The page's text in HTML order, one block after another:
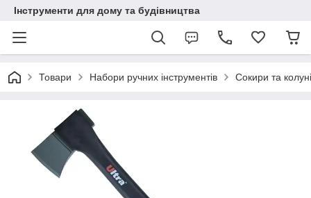
Інструменти для дому та будівництва
Товари Набори ручних інструментів Сокири та колуні